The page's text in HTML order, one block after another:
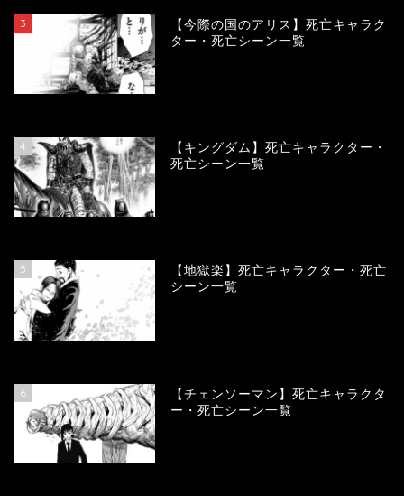
3
【今際の国のアリス】死亡キャラク
ター・死亡シーン一覧
4
【キングダム】死亡キャラクター・
死亡シーン一覧
5
【地獄楽】死亡キャラクター・死亡
シーン一覧
6
【チェンソーマン】死亡キャラクタ
ー・死亡シーン一覧